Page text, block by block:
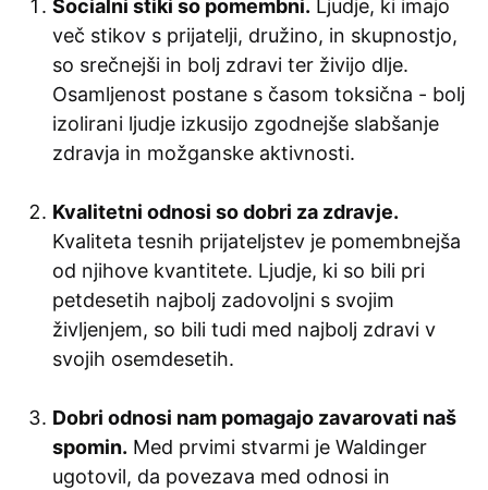
Socialni stiki so pomembni. Ljudje, ki imajo
več stikov s prijatelji, družino, in skupnostjo,
so srečnejši in bolj zdravi ter živijo dlje.
Osamljenost postane s časom toksična - bolj
izolirani ljudje izkusijo zgodnejše slabšanje
zdravja in možganske aktivnosti.
Kvalitetni odnosi so dobri za zdravje.
Kvaliteta tesnih prijateljstev je pomembnejša
od njihove kvantitete. Ljudje, ki so bili pri
petdesetih najbolj zadovoljni s svojim
življenjem, so bili tudi med najbolj zdravi v
svojih osemdesetih.
Dobri odnosi nam pomagajo zavarovati naš
spomin. Med prvimi stvarmi je Waldinger
ugotovil, da povezava med odnosi in